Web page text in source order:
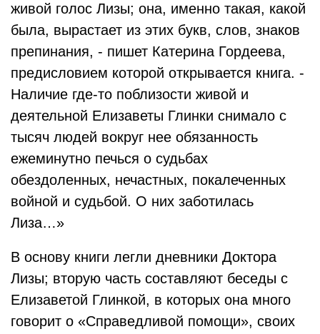
живой голос Лизы; она, именно такая, какой
была, вырастает из этих букв, слов, знаков
препинания, - пишет Катерина Гордеева,
предисловием которой открывается книга. -
Наличие где-то поблизости живой и
деятельной Елизаветы Глинки снимало с
тысяч людей вокруг нее обязанность
ежеминутно печься о судьбах
обездоленных, нечастных, покалеченных
войной и судьбой. О них заботилась
Лиза…»
В основу книги легли дневники Доктора
Лизы; вторую часть составляют беседы с
Елизаветой Глинкой, в которых она много
говорит о «Справедливой помощи», своих